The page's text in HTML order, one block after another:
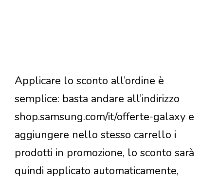
Applicare lo sconto all’ordine è
semplice: basta andare all’indirizzo
shop.samsung.com/it/offerte-galaxy e
aggiungere nello stesso carrello i
prodotti in promozione, lo sconto sarà
quindi applicato automaticamente,